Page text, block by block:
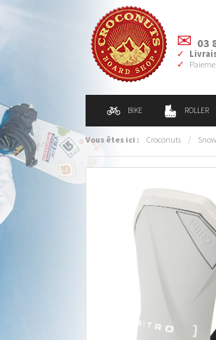
03
BIKE ROLLER
Vous êtes ici : Croconuts /